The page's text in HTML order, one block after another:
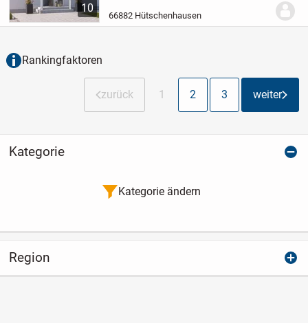
10
Niedrigenergiespar-Haus erfüllt alle
Anforderungen, die eine Familie an Platz
66882 Hütschenhausen
Rankingfaktoren
zurück 1 2 3 weiter
Kategorie
Kategorie ändern
Region